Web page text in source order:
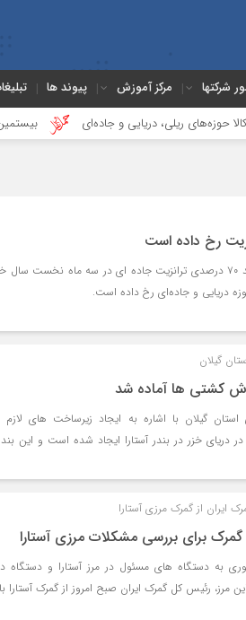
شرکتها مرکز آموزش پیوند ها
دریایی و جاده‌ای بیستمین جلسه
رخ داده است
وزیر راه و شهرسازی از رشد ۷۰ درصدی ترانزیت جاده ای در سه ماه
دریایی و جاده‌ای رخ داده است.
گیلان
کشتی ها آماده شد
استان گیلان با اشاره به ایجاد زیرساخت های لازم
در دریای خزر در بندر آستارا ایجاد شده است و این
ایران از گمرک مرزی آستارا
گمرک برای بررسی مشکلات مرزی آستارا
به دستگاه های مسئول در مرز آستارا و دستگاه
رئیس کل گمرک ایران صبح امروز از گمرک آستارا